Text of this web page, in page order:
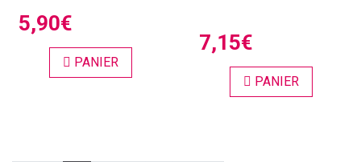
5,90€
PANIER
7,15€
PANIER